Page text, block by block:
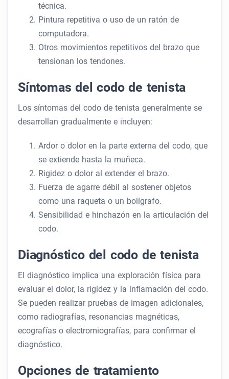
técnica.
Pintura repetitiva o uso de un ratón de
computadora.
Otros movimientos repetitivos del brazo que
tensionan los tendones.
Síntomas del codo de tenista
Los síntomas del codo de tenista generalmente se
desarrollan gradualmente e incluyen:
Ardor o dolor en la parte externa del codo, que
se extiende hasta la muñeca.
Rigidez o dolor al extender el brazo.
Fuerza de agarre débil al sostener objetos
como una raqueta o un bolígrafo.
Sensibilidad e hinchazón en la articulación del
codo.
Diagnóstico del codo de tenista
El diagnóstico implica una exploración física para
evaluar el dolor, la rigidez y la inflamación del codo.
Se pueden realizar pruebas de imagen adicionales,
como radiografías, resonancias magnéticas,
ecografías o electromiografías, para confirmar el
diagnóstico.
Opciones de tratamiento